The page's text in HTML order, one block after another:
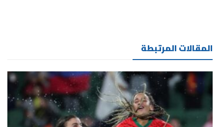
المقالات المرتبطة